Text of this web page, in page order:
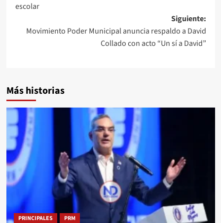
escolar
Siguiente:
Movimiento Poder Municipal anuncia respaldo a David
Collado con acto “Un sí a David”
Más historias
PRINCIPALES PRM